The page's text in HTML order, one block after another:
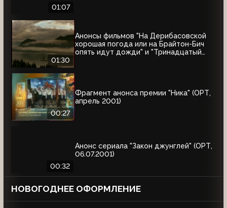
01:07
01:30
Анонсы фильмов "На Дерибасовской
хорошая погода или на Брайтон-Бич
опять идут дожди" и "Тринадцатый
00:27
Фрагмент анонса премии "Ника" (ОРТ,
апрель 2001)
00:32
Анонс сериала "Закон джунглей" (ОРТ,
06.07.2001)
НОВОГОДНЕЕ ОФОРМЛЕНИЕ